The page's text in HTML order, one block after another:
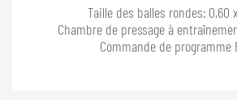
Taille des balles rondes: 0,60
Chambre de pressage à
Commande de programme